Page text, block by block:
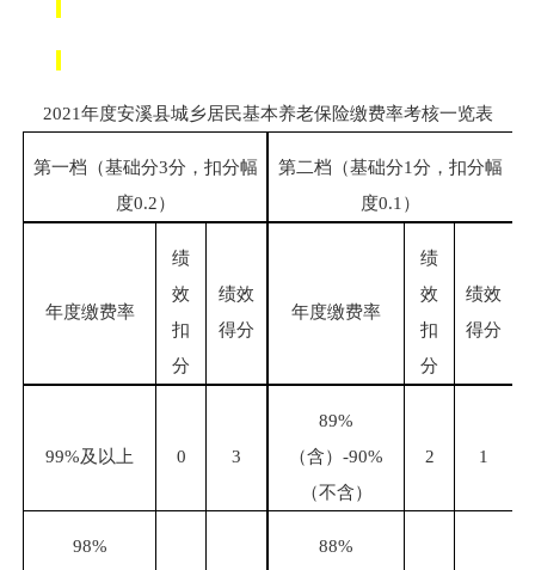
2021年度安溪县城乡居民基本养老保险缴费率考核一览表
第一档（基础分3分，扣分幅
度0.2）
第二档（基础分1分，扣分幅
度0.1 ）
年度缴费率
绩
效
扣
分
绩效
得分
年度缴费率
绩
效
扣
分
绩效
得分
99%及以上 0 3
89%
（含） -90%
（不含）
2 1
98%
88%